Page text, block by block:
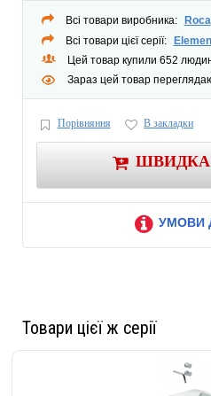
Всі товари виробника:
Roca
Всі товари цієї серії:
Цей товар купили 652
Зараз цей товар
Порівняння В закладки
УМОВИ
Товари цієї ж серії